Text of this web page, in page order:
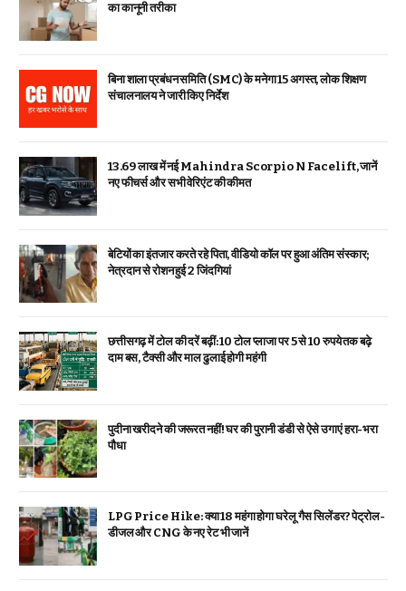
का कानूनी तरीका
बिना शाला प्रबंधन समिति (SMC) के मनेगा 15 अगस्त, लोक शिक्षण
संचालनालय ने जारी किए निर्देश
₹13.69 लाख में नई Mahindra Scorpio N Facelift, जानें
नए फीचर्स और सभी वेरिएंट की कीमत
बेटियों का इंतजार करते रहे पिता, वीडियो कॉल पर हुआ अंतिम संस्कार;
नेत्रदान से रोशन हुई 2 जिंदगियां
छत्तीसगढ़ में टोल की दरें बढ़ीं: 10 टोल प्लाजा पर 5 से 10 रुपये तक बढ़े
दाम बस, टैक्सी और माल ढुलाई होगी महंगी
पुदीना खरीदने की जरूरत नहीं! घर की पुरानी डंडी से ऐसे उगाएं हरा-भरा
पौधा
LPG Price Hike: क्या ₹18 महंगा होगा घरेलू गैस सिलेंडर? पेट्रोल-
डीजल और CNG के नए रेट भी जानें